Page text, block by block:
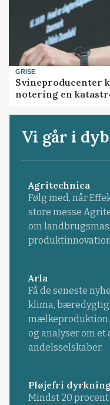
GRISE
Svineproducenter
notering en
Vi går i
Agritechnica
Følg med, når
store messe
om
Arla
Få de seneste
klima,
og analyser om
andelsselskaber.
Pløjefri
Mindst 20 procent